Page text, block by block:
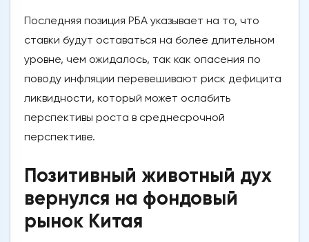
Последняя позиция РБА указывает на то, что
ставки будут оставаться на более длительном
уровне, чем ожидалось, так как опасения по
поводу инфляции перевешивают риск дефицита
ликвидности, который может ослабить
перспективы роста в среднесрочной
перспективе.
Позитивный животный дух
вернулся на фондовый
рынок Китая